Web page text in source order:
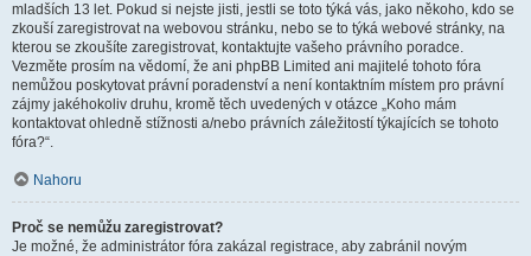
mladších 13 let. Pokud si nejste jisti, jestli se toto týká vás, jako někoho, kdo se
zkouší zaregistrovat na webovou stránku, nebo se to týká webové stránky, na
kterou se zkoušíte zaregistrovat, kontaktujte vašeho právního poradce.
Vezměte prosím na vědomí, že ani phpBB Limited ani majitelé tohoto fóra
nemůžou poskytovat právní poradenství a není kontaktním místem pro právní
zájmy jakéhokoliv druhu, kromě těch uvedených v otázce „Koho mám
kontaktovat ohledně stížnosti a/nebo právních záležitostí týkajících se tohoto
fóra?“.
Nahoru
Proč se nemůžu zaregistrovat?
Je možné, že administrátor fóra zakázal registrace, aby zabránil novým